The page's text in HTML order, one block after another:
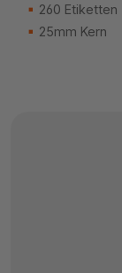
260 Etiketten
25mm Kern